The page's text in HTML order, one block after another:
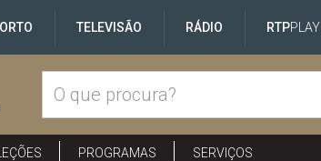
TELEVISÃO RÁDIO RTPPLAY
PROGRAMAS SERVIÇOS